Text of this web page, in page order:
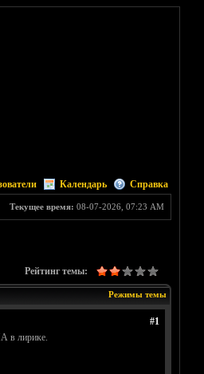
Календарь Справка
Текущее время: 08-07-2026, 07:23 AM
Рейтинг темы:
Режимы темы
#1
в лирике.